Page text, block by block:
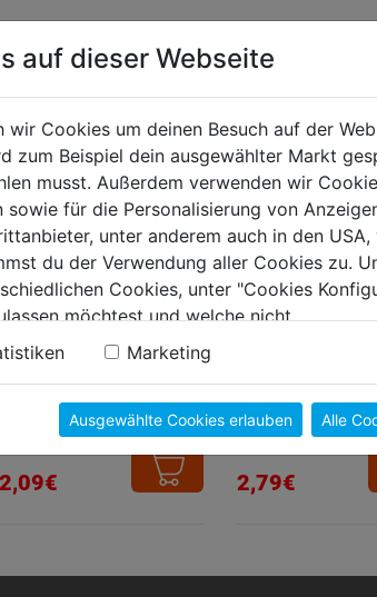
DIESER KATEGORIE
Box 5 Stk 0,50x52mm
2,09€
Kunststoff 2
9mm, 1 Stk.
2,79€
auf dieser Webseite
Cookies um deinen Besuch auf der
zum Beispiel dein ausgewählter Markt
musst. Außerdem verwenden wir
für die Personalisierung von
unter anderem auch in den
du der Verwendung aller Cookies zu.
Cookies, unter "Cookies
möchtest und welche nicht.
Datenschutzerklärung
Marketing
Ausgewählte Cookies erlauben Alle